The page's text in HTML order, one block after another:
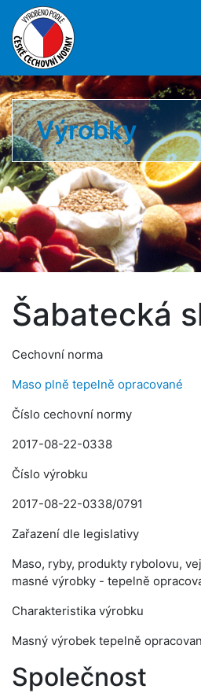
Výrobky
Šabatecká
Cechovní norma
Maso plně tepelně opracované
Číslo cechovní normy
2017-08-22-0338
Číslo výrobku
2017-08-22-0338/0791
Zařazení dle legislativy
Maso, ryby, produkty rybolovu,
masné výrobky - tepelně
Charakteristika výrobku
Masný výrobek tepelně
Společnost